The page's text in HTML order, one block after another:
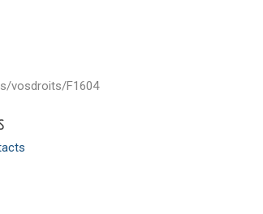
vosdroits/F1604